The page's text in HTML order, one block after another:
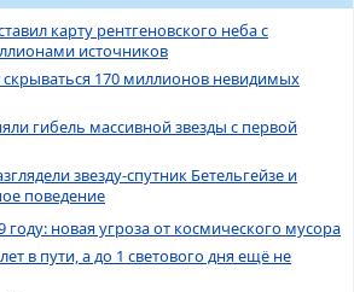
карту рентгеновского неба с
источников
170 миллионов невидимых
гибель массивной звезды с первой
звезду-спутник Бетельгейзе и
поведение
году: новая угроза от космического мусора
в пути, а до 1 светового дня ещё не